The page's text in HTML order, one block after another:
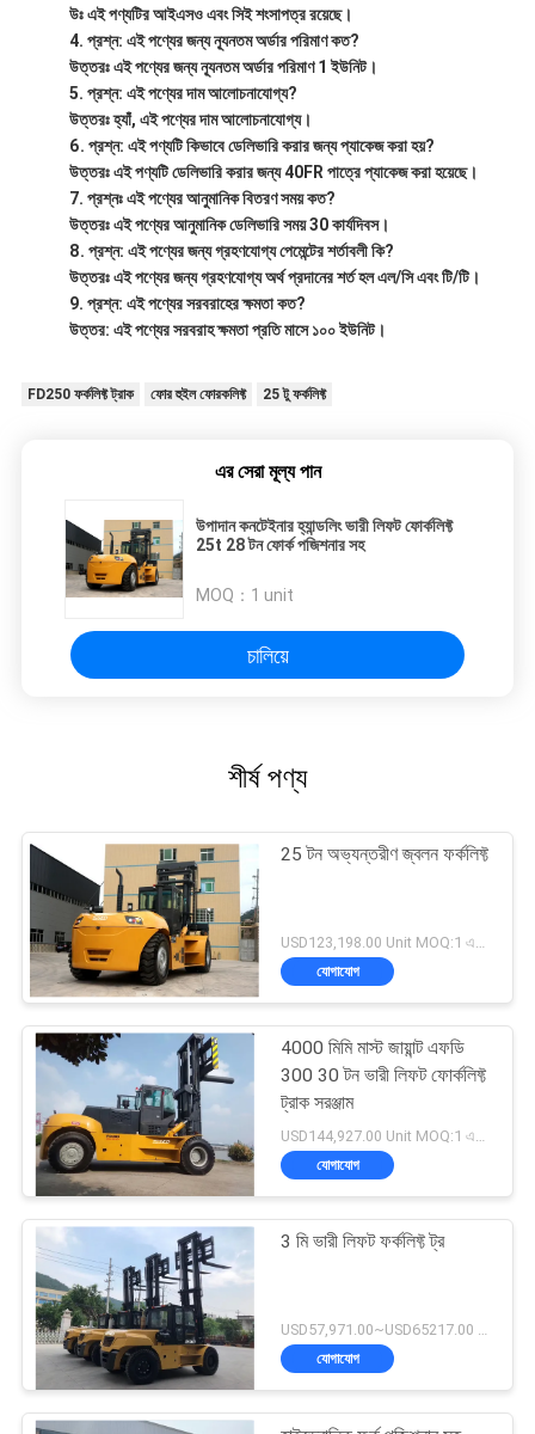
উঃ এই পণ্যটির আইএসও এবং সিই শংসাপত্র রয়েছে।
প্রশ্ন: এই পণ্যের জন্য ন্যূনতম অর্ডার পরিমাণ কত?
উত্তরঃ এই পণ্যের জন্য ন্যূনতম অর্ডার পরিমাণ 1 ইউনিট।
প্রশ্ন: এই পণ্যের দাম আলোচনাযোগ্য?
উত্তরঃ হ্যাঁ, এই পণ্যের দাম আলোচনাযোগ্য।
প্রশ্ন: এই পণ্যটি কিভাবে ডেলিভারি করার জন্য প্যাকেজ করা হয়?
উত্তরঃ এই পণ্যটি ডেলিভারি করার জন্য 40FR পাত্রে প্যাকেজ করা হয়েছে।
প্রশ্নঃ এই পণ্যের আনুমানিক বিতরণ সময় কত?
উত্তরঃ এই পণ্যের আনুমানিক ডেলিভারি সময় 30 কার্যদিবস।
প্রশ্ন: এই পণ্যের জন্য গ্রহণযোগ্য পেমেন্টের শর্তাবলী কি?
উত্তরঃ এই পণ্যের জন্য গ্রহণযোগ্য অর্থ প্রদানের শর্ত হল এল/সি এবং টি/টি।
প্রশ্ন: এই পণ্যের সরবরাহের ক্ষমতা কত?
উত্তর: এই পণ্যের সরবরাহ ক্ষমতা প্রতি মাসে ১০০ ইউনিট।
FD250 ফর্কলিফ্ট ট্রাক ফোর হুইল ফোরকলিফ্ট 25 টু ফর্কলিফ্ট
এর সেরা মূল্য পান
উপাদান কনটেইনার হ্যান্ডলিং ভারী লিফট ফোর্কলিফ্ট
25t 28 টন ফোর্ক পজিশনার সহ
MOQ： 1 unit
চালিয়ে
শীর্ষ পণ্য
25 টন অভ্যন্তরীণ জ্বলন ফর্কলিফ্ট
USD123,198.00 Unit MOQ:1 একক
যোগাযোগ
4000 মিমি মাস্ট জায়ান্ট এফডি
300 30 টন ভারী লিফট ফোর্কলিফ্ট
ট্রাক সরঞ্জাম
USD144,927.00 Unit MOQ:1 একক
যোগাযোগ
3 মি ভারী লিফট ফর্কলিফ্ট ট্র
USD57,971.00~USD65217.00 unit MOQ:1 একক
যোগাযোগ